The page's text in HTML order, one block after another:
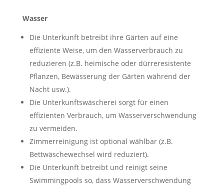
Wasser
Die Unterkunft betreibt ihre Gärten auf eine
effiziente Weise, um den Wasserverbrauch zu
reduzieren (z.B. heimische oder dürreresistente
Pflanzen, Bewässerung der Gärten während der
Nacht usw.).
Die Unterkunftswäscherei sorgt für einen
effizienten Verbrauch, um Wasserverschwendung
zu vermeiden.
Zimmerreinigung ist optional wählbar (z.B.
Bettwäschewechsel wird reduziert).
Die Unterkunft betreibt und reinigt seine
Swimmingpools so, dass Wasserverschwendung